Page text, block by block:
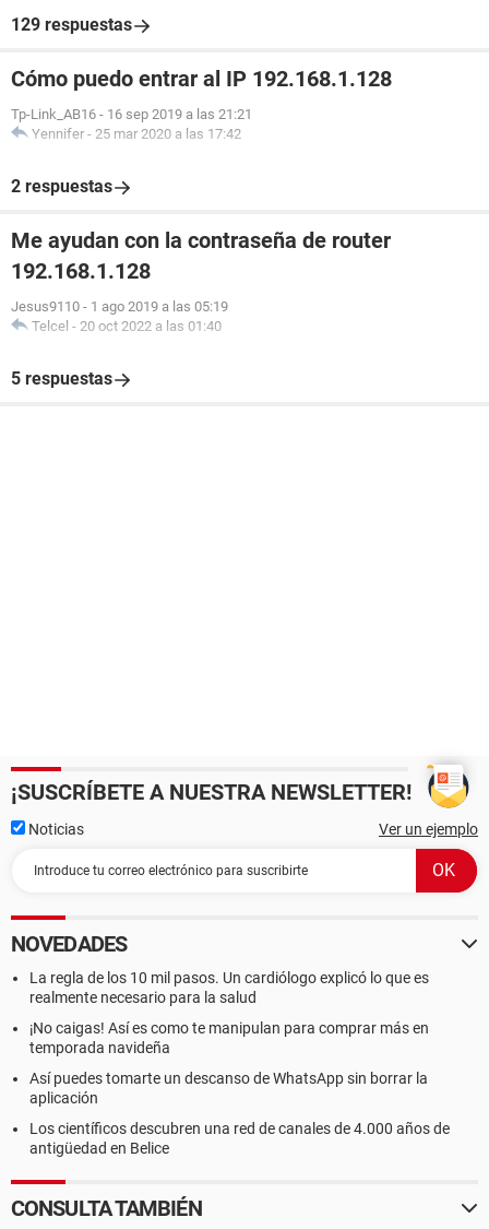
129 respuestas
Cómo puedo entrar al IP 192.168.1.128
Tp-Link_AB16 - 16 sep 2019 a las 21:21
Yennifer - 25 mar 2020 a las 17:42
2 respuestas
Me ayudan con la contraseña de router
192.168.1.128
Jesus9110 - 1 ago 2019 a las 05:19
Telcel - 20 oct 2022 a las 01:40
5 respuestas
¡SUSCRÍBETE A NUESTRA NEWSLETTER!
Noticias Ver un ejemplo
NOVEDADES
La regla de los 10 mil pasos. Un cardiólogo explicó lo que es
realmente necesario para la salud
¡No caigas! Así es como te manipulan para comprar más en
temporada navideña
Así puedes tomarte un descanso de WhatsApp sin borrar la
aplicación
Los científicos descubren una red de canales de 4.000 años de
antigüedad en Belice
CONSULTA TAMBIÉN